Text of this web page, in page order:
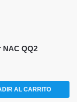
NAC QQ2
AL CARRITO